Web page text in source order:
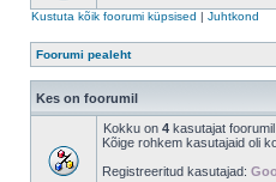
Kustuta kõik foorumi küpsised | Juhtkond
Foorumi pealeht
Kes on foorumil
Kokku on 4 kasutajat
Kõige rohkem kasutajaid oli
Registreeritud kasutajad: